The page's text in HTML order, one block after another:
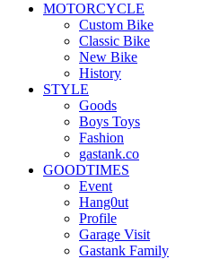
MOTORCYCLE
Custom Bike
Classic Bike
New Bike
History
STYLE
Goods
Boys Toys
Fashion
gastank.co
GOODTIMES
Event
Hang0ut
Profile
Garage Visit
Gastank Family